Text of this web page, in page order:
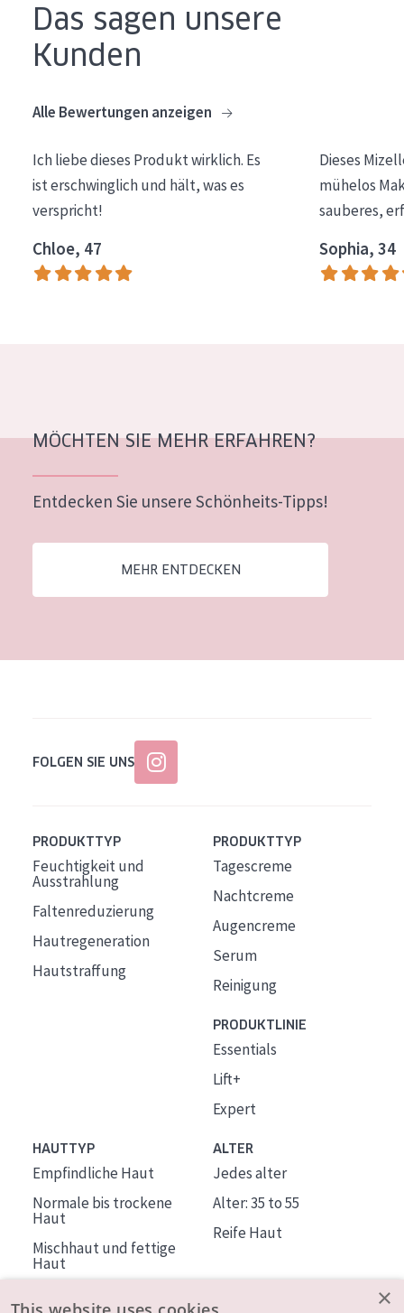
Reinigung
Essentials
Lift+
Expert
Empfindliche Haut
Jedes alter
Das sagen unsere
Kunden
Alle Bewertungen anzeigen
Ich liebe dieses Produkt wirklich. Es
ist erschwinglich und hält, was es
verspricht!
Chloe, 47
Dieses
mühelos
sauberes,
Sophia, 34
MÖCHTEN SIE MEHR ERFAHREN?
Entdecken Sie unsere Schönheits-Tipps!
MEHR ENTDECKEN
FOLGEN SIE UNS
PRODUKTTYP
Feuchtigkeit und
Ausstrahlung
Faltenreduzierung
Hautregeneration
Hautstraffung
PRODUKTTYP
Tagescreme
Nachtcreme
Augencreme
Serum
Reinigung
PRODUKTLINIE
Essentials
Lift+
Expert
HAUTTYP
Empfindliche Haut
Normale bis trockene
Haut
Mischhaut und fettige
Haut
ALTER
Jedes alter
Alter: 35 to 55
Reife Haut
×